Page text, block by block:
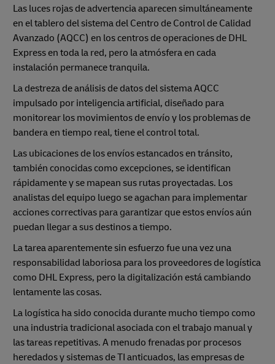
Las luces rojas de advertencia aparecen simultáneamente
en el tablero del sistema del Centro de Control de Calidad
Avanzado (AQCC) en los centros de operaciones de DHL
Express en toda la red, pero la atmósfera en cada
instalación permanece tranquila.
La destreza de análisis de datos del sistema AQCC
impulsado por inteligencia artificial, diseñado para
monitorear los movimientos de envío y los problemas de
bandera en tiempo real, tiene el control total.
Las ubicaciones de los envíos estancados en tránsito,
también conocidas como excepciones, se identifican
rápidamente y se mapean sus rutas proyectadas. Los
analistas del equipo luego se agachan para implementar
acciones correctivas para garantizar que estos envíos aún
puedan llegar a sus destinos a tiempo.
La tarea aparentemente sin esfuerzo fue una vez una
responsabilidad laboriosa para los proveedores de logística
como DHL Express, pero la digitalización está cambiando
lentamente las cosas.
La logística ha sido conocida durante mucho tiempo como
una industria tradicional asociada con el trabajo manual y
las tareas repetitivas. A menudo frenadas por procesos
heredados y sistemas de TI anticuados, las empresas de